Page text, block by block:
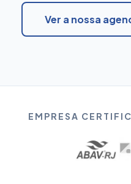
Ver a nossa
EMPRESA